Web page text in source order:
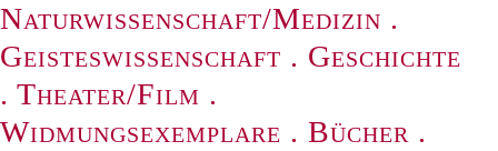
Naturwissenschaft/Medizin .
Geisteswissenschaft . Geschichte
. Theater/Film .
Widmungsexemplare . Bücher .